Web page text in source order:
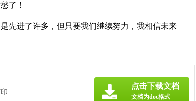
了！
先进了许多，但只要我们继续努力，我相信未来
点击下载文档
文档为doc格式